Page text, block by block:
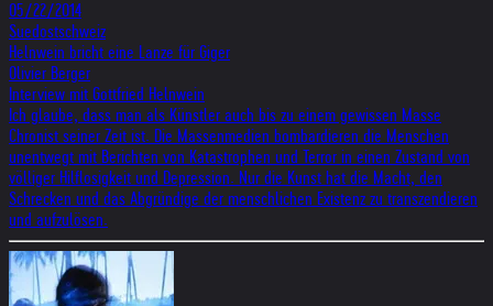
05/22/2014
Suedostschweiz
Helnwein bricht eine Lanze für Giger
Olivier Berger
Interview mit Gottfried Helnwein
Ich glaube, dass man als Künstler auch bis zu einem gewissen Masse
Chronist seiner Zeit ist. Die Massenmedien bombardieren die Menschen
unentwegt mit Berichten von Katastrophen und Terror in einen Zustand von
völliger Hilflosigkeit und Depression. Nur die Kunst hat die Macht, den
Schrecken und das Abgründige der menschlichen Existenz zu transzendieren
und aufzulösen.